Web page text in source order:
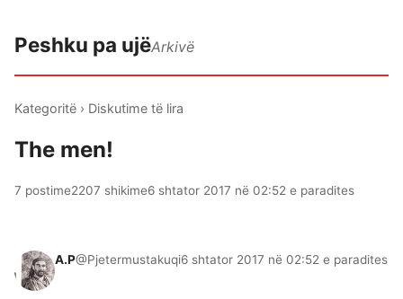
Peshku pa ujëArkivë
Kategoritë › Diskutime të lira
The men!
7 postime2207 shikime6 shtator 2017 në 02:52 e paradites
A.P@Pjetermustakuqi6 shtator 2017 në 02:52 e paradites